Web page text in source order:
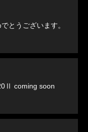
とうございます。
Lotus Elise sport 220Ⅱ coming soon